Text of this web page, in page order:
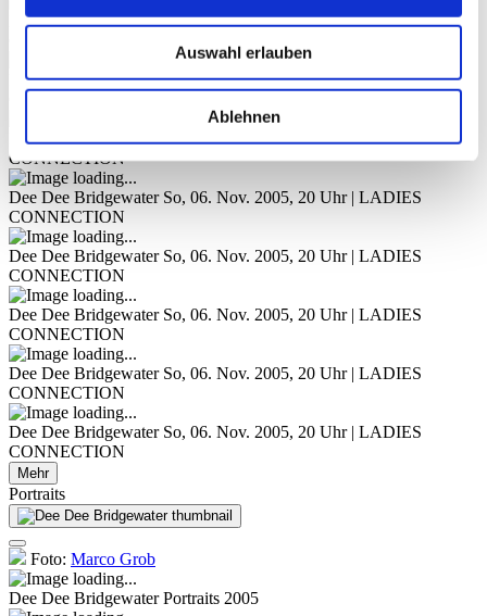
Auswahl erlauben
Ablehnen
Dee Dee Bridgewater So, 06. Nov. 2005, 20 Uhr | LADIES
Dee Dee Bridgewater So, 06. Nov. 2005, 20 Uhr | LADIES
Dee Dee Bridgewater So, 06. Nov. 2005, 20 Uhr | LADIES
CONNECTION
Dee Dee Bridgewater So, 06. Nov. 2005, 20 Uhr | LADIES
CONNECTION
Dee Dee Bridgewater So, 06. Nov. 2005, 20 Uhr | LADIES
CONNECTION
Dee Dee Bridgewater So, 06. Nov. 2005, 20 Uhr | LADIES
CONNECTION
Dee Dee Bridgewater So, 06. Nov. 2005, 20 Uhr | LADIES
CONNECTION
Dee Dee Bridgewater So, 06. Nov. 2005, 20 Uhr | LADIES
CONNECTION
Mehr
Portraits
Foto: Marco Grob
Dee Dee Bridgewater Portraits 2005